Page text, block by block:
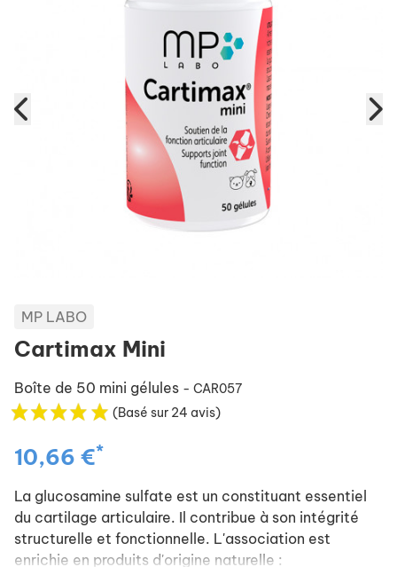
MP LABO
Cartimax Mini
Boîte de 50 mini gélules - CAR057
(Basé sur 24 avis)
10,66 €*
La glucosamine sulfate est un constituant essentiel
du cartilage articulaire. Il contribue à son intégrité
structurelle et fonctionnelle. L'association est
enrichie en produits d'origine naturelle :